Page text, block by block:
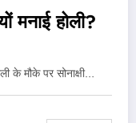
मनाई होली?
के मौके पर सोनाक्षी…